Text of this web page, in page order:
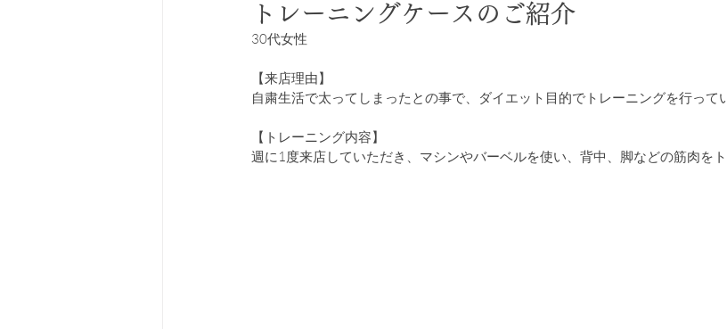
トレーニングケースのご紹介
30代女性
【来店理由】
自粛生活で太ってしまったとの事で、ダイエット目的でトレーニングを行って
【トレーニング内容】
週に1度来店していただき、マシンやバーベルを使い、背中、脚などの筋肉をト